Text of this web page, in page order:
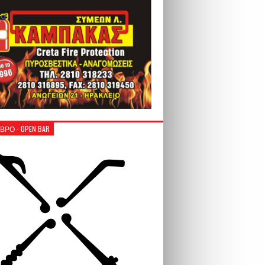
- OPEN BAR